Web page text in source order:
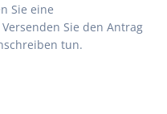
Sie eine
Sie den Antrag
tun.